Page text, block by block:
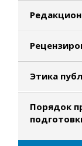
Этика
Порядок